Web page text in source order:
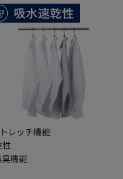
レッチ機能
性
機能